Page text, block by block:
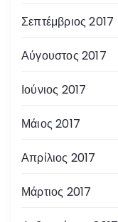
Σεπτέμβριος 2017
Αύγουστος 2017
Ιούνιος 2017
Μάιος 2017
Απρίλιος 2017
Μάρτιος 2017